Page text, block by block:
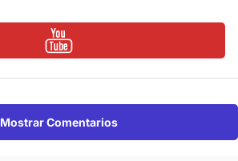
Mostrar Comentarios